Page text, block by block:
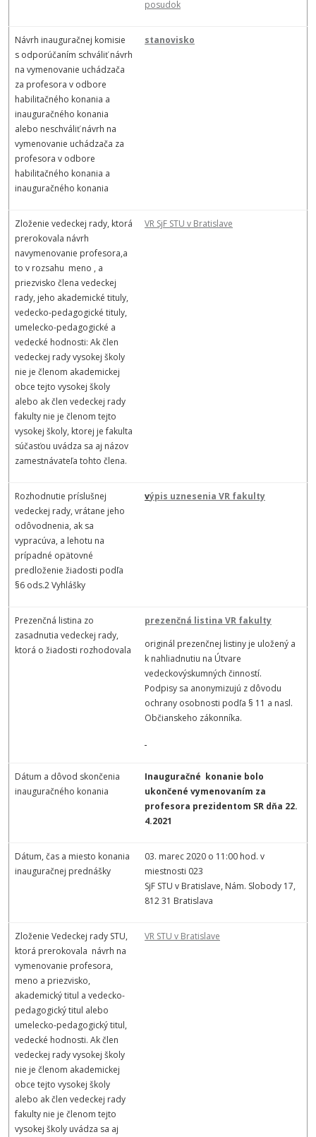
posudok
Návrh inauguračnej komisie
s odporúčaním schváliť návrh
na vymenovanie uchádzača
za profesora v odbore
habilitačného konania a
inauguračného konania
alebo neschváliť návrh na
vymenovanie uchádzača za
profesora v odbore
habilitačného konania a
inauguračného konania
stanovisko
Zloženie vedeckej rady, ktorá
prerokovala návrh
navymenovanie profesora,a
to v rozsahu meno , a
priezvisko člena vedeckej
rady, jeho akademické tituly,
vedecko-pedagogické tituly,
umelecko-pedagogické a
vedecké hodnosti: Ak člen
vedeckej rady vysokej školy
nie je členom akademickej
obce tejto vysokej školy
alebo ak člen vedeckej rady
fakulty nie je členom tejto
vysokej školy, ktorej je fakulta
súčasťou uvádza sa aj názov
zamestnávateľa tohto člena.
VR SjF STU v Bratislave
Rozhodnutie príslušnej
vedeckej rady, vrátane jeho
odôvodnenia, ak sa
vypracúva, a lehotu na
prípadné opätovné
predloženie žiadosti podľa
§6 ods.2 Vyhlášky
výpis uznesenia VR fakulty
Prezenčná listina zo
zasadnutia vedeckej rady,
ktorá o žiadosti rozhodovala
prezenčná listina VR fakulty
originál prezenčnej listiny je uložený a
k nahliadnutiu na Útvare
vedeckovýskumných činností.
Podpisy sa anonymizujú z dôvodu
ochrany osobnosti podľa § 11 a nasl.
Občianskeho zákonníka.
Dátum a dôvod skončenia
inauguračného konania
Inauguračné konanie bolo
ukončené vymenovaním za
profesora prezidentom SR dňa 22.
4.2021
Dátum, čas a miesto konania
inauguračnej prednášky
03. marec 2020 o 11:00 hod. v
miestnosti 023
SjF STU v Bratislave, Nám. Slobody 17,
812 31 Bratislava
Zloženie Vedeckej rady STU,
ktorá prerokovala návrh na
vymenovanie profesora,
meno a priezvisko,
akademický titul a vedecko-
pedagogický titul alebo
umelecko-pedagogický titul,
vedecké hodnosti. Ak člen
vedeckej rady vysokej školy
nie je členom akademickej
obce tejto vysokej školy
alebo ak člen vedeckej rady
fakulty nie je členom tejto
vysokej školy uvádza sa aj
VR STU v Bratislave